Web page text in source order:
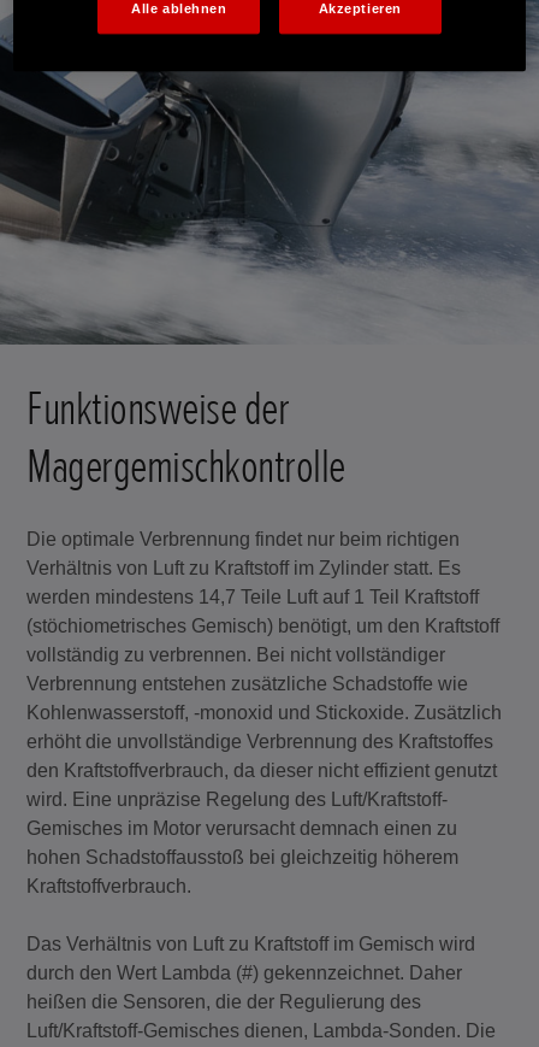
Funktionsweise der
Magergemischkontrolle
Die optimale Verbrennung findet nur beim richtigen
Verhältnis von Luft zu Kraftstoff im Zylinder statt. Es
werden mindestens 14,7 Teile Luft auf 1 Teil Kraftstoff
(stöchiometrisches Gemisch) benötigt, um den Kraftstoff
vollständig zu verbrennen. Bei nicht vollständiger
Verbrennung entstehen zusätzliche Schadstoffe wie
Kohlenwasserstoff, -monoxid und Stickoxide. Zusätzlich
erhöht die unvollständige Verbrennung des Kraftstoffes
den Kraftstoffverbrauch, da dieser nicht effizient genutzt
wird. Eine unpräzise Regelung des Luft/Kraftstoff-
Gemisches im Motor verursacht demnach einen zu
hohen Schadstoffausstoß bei gleichzeitig höherem
Kraftstoffverbrauch.
Das Verhältnis von Luft zu Kraftstoff im Gemisch wird
durch den Wert Lambda (#) gekennzeichnet. Daher
heißen die Sensoren, die der Regulierung des
Luft/Kraftstoff-Gemisches dienen, Lambda-Sonden. Die
Alle ablehnen Akzeptieren